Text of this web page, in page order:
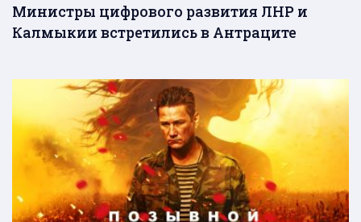
Министры цифрового развития ЛНР и
Калмыкии встретились в Антраците